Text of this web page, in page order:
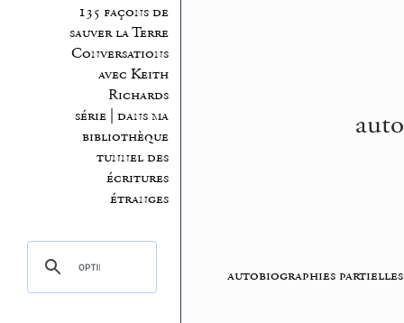
135 façons de
sauver la Terre
Conversations
avec Keith
Richards
série | dans ma
bibliothèque
tunnel des
écritures
étranges
autobiographies partielles